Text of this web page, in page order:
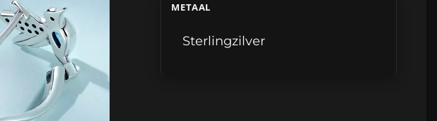
METAAL
Sterlingzilver